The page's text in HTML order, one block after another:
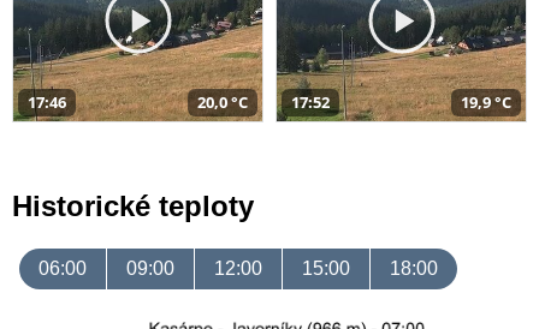
17:46 20,0 °C 17:52 19,9 °C
Historické teploty
06:00 09:00 12:00 15:00 18:00